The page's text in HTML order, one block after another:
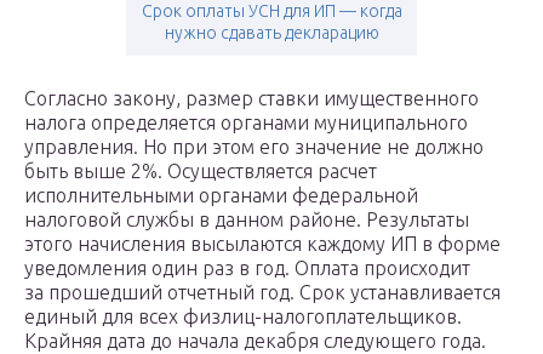
Срок оплаты УСН для ИП — когда
нужно сдавать декларацию
Согласно закону, размер ставки имущественного
налога определяется органами муниципального
управления. Но при этом его значение не должно
быть выше 2%. Осуществляется расчет
исполнительными органами федеральной
налоговой службы в данном районе. Результаты
этого начисления высылаются каждому ИП в форме
уведомления один раз в год. Оплата происходит
за прошедший отчетный год. Срок устанавливается
единый для всех физлиц-налогоплательщиков.
Крайняя дата до начала декабря следующего года.